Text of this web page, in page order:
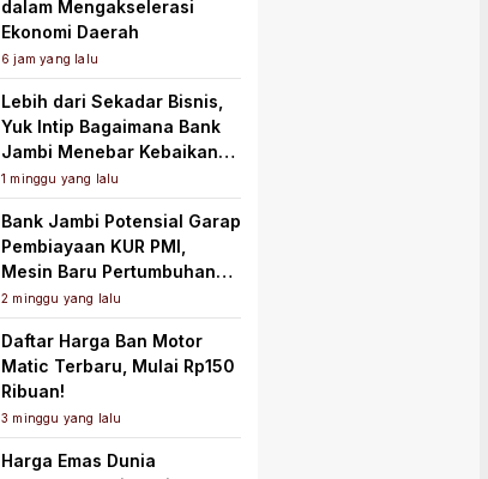
dalam Mengakselerasi
Ekonomi Daerah
6 jam yang lalu
Lebih dari Sekadar Bisnis,
Yuk Intip Bagaimana Bank
Jambi Menebar Kebaikan
untuk Masyarakat!
1 minggu yang lalu
Bank Jambi Potensial Garap
Pembiayaan KUR PMI,
Mesin Baru Pertumbuhan
Ekonomi Daerah
2 minggu yang lalu
Daftar Harga Ban Motor
Matic Terbaru, Mulai Rp150
Ribuan!
3 minggu yang lalu
Harga Emas Dunia